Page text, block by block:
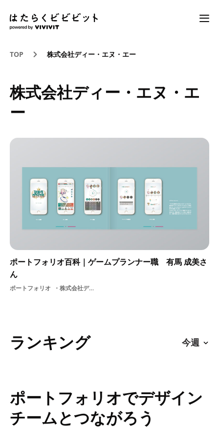
TOP 株式会社ディー・エヌ・エー
株式会社ディー・エヌ・エ
ー
ポートフォリオ百科｜ゲームプランナー職 有馬 成美さ
ん
ポートフォリオ 株式会社ディー・エヌ・エー
ランキング
ポートフォリオでデザイン
チームとつながろう